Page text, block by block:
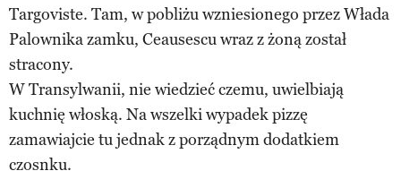
Targoviste. Tam, w pobliżu wzniesionego przez Włada
Palownika zamku, Ceausescu wraz z żoną został
stracony.
W Transylwanii, nie wiedzieć czemu, uwielbiają
kuchnię włoską. Na wszelki wypadek pizzę
zamawiajcie tu jednak z porządnym dodatkiem
czosnku.